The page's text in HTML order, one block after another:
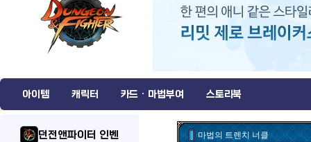
아이템 캐릭터 카드 · 마법부여 스토리북
던전앤파이터 인벤 마법의 트렌치 너클